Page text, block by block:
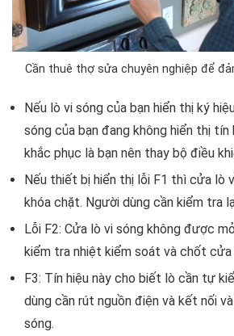
Cần thuê thợ sửa chuyên nghiệp để
Nếu lò vi sóng của bạn hiển thị ký
sóng của bạn đang không hiển thị tín
khắc phục là bạn nên thay bộ điều
Nếu thiết bị hiển thị lỗi F1 thì cửa lò
khóa chặt. Người dùng cần kiểm tra
Lỗi F2: Cửa lò vi sóng không được
kiểm tra nhiệt kiểm soát và chốt cửa
F3: Tín hiệu này cho biết lò cần tự
dùng cần rút nguồn điện và kết nối
sóng.